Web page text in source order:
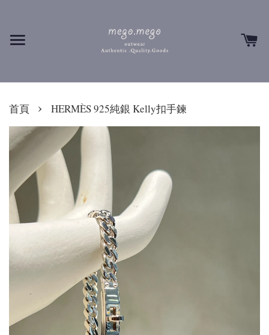
首頁 › HERMÈS 925純銀 Kelly扣手鍊